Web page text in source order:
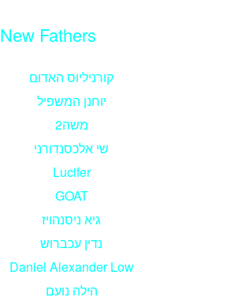
New Fathers
קורניליוס האדום
יוחנן המשפיל
משה2
שי אלכסנדורני
Lucifer
GOAT
גיא ניסנהויז
נדין עכברוש
Daniel Alexander Low
הילה נועם